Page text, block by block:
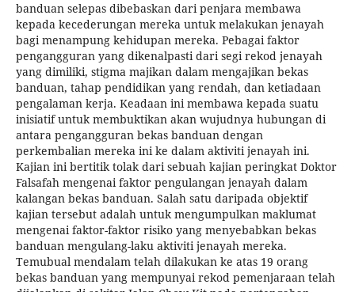
banduan selepas dibebaskan dari penjara membawa
kepada kecederungan mereka untuk melakukan jenayah
bagi menampung kehidupan mereka. Pebagai faktor
pengangguran yang dikenalpasti dari segi rekod jenayah
yang dimiliki, stigma majikan dalam mengajikan bekas
banduan, tahap pendidikan yang rendah, dan ketiadaan
pengalaman kerja. Keadaan ini membawa kepada suatu
inisiatif untuk membuktikan akan wujudnya hubungan di
antara pengangguran bekas banduan dengan
perkembalian mereka ini ke dalam aktiviti jenayah ini.
Kajian ini bertitik tolak dari sebuah kajian peringkat Doktor
Falsafah mengenai faktor pengulangan jenayah dalam
kalangan bekas banduan. Salah satu daripada objektif
kajian tersebut adalah untuk mengumpulkan maklumat
mengenai faktor-faktor risiko yang menyebabkan bekas
banduan mengulang-laku aktiviti jenayah mereka.
Temubual mendalam telah dilakukan ke atas 19 orang
bekas banduan yang mempunyai rekod pemenjaraan telah